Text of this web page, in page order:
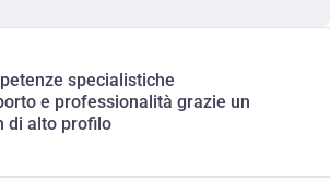
specialistiche
e professionalità grazie un
di alto profilo